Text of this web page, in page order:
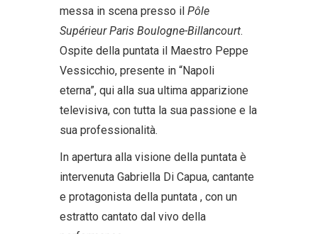
messa in scena presso il Pôle
Supérieur Paris Boulogne-Billancourt.
Ospite della puntata il Maestro Peppe
Vessicchio, presente in “Napoli
eterna”, qui alla sua ultima apparizione
televisiva, con tutta la sua passione e la
sua professionalità.
In apertura alla visione della puntata è
intervenuta Gabriella Di Capua, cantante
e protagonista della puntata , con un
estratto cantato dal vivo della